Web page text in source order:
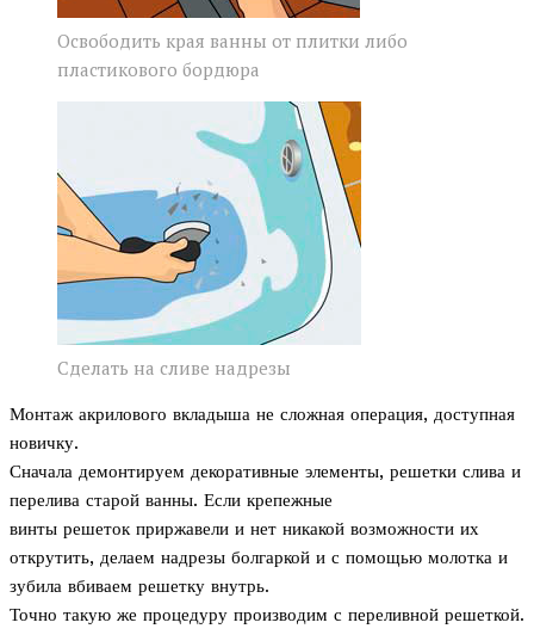
Освободить края ванны от плитки либо
пластикового бордюра
Сделать на сливе надрезы
Монтаж акрилового вкладыша не сложная операция, доступная
новичку.
Сначала демонтируем декоративные элементы, решетки слива и
перелива старой ванны. Если крепежные
винты решеток приржавели и нет никакой возможности их
открутить, делаем надрезы болгаркой и с помощью молотка и
зубила вбиваем решетку внутрь.
Точно такую же процедуру производим с переливной решеткой.